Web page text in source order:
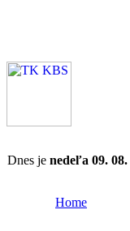
Dnes je nedeľa 09. 08.
Home